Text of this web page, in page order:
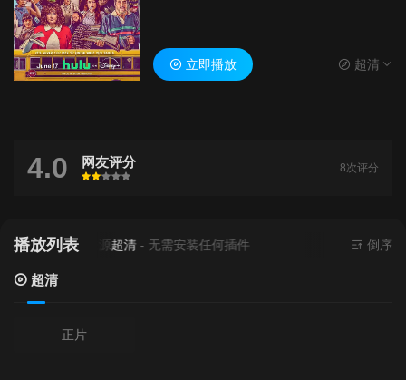
立即播放 超清
4.0 网友评分
很差
较差还行推荐力荐
8次评分
播放列表
当前资源来源 超清- 无需安装任何插件 倒序
超清
正片